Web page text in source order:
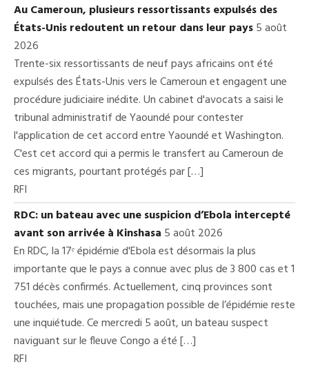
Au Cameroun, plusieurs ressortissants expulsés des
États-Unis redoutent un retour dans leur pays5 août
2026
Trente-six ressortissants de neuf pays africains ont été
expulsés des États-Unis vers le Cameroun et engagent une
procédure judiciaire inédite. Un cabinet d'avocats a saisi le
tribunal administratif de Yaoundé pour contester
l'application de cet accord entre Yaoundé et Washington.
C'est cet accord qui a permis le transfert au Cameroun de
ces migrants, pourtant protégés par […]
RFI
RDC: un bateau avec une suspicion d’Ebola intercepté
avant son arrivée à Kinshasa 5 août 2026
En RDC, la 17ᵉ épidémie d'Ebola est désormais la plus
importante que le pays a connue avec plus de 3 800 cas et 1
751 décès confirmés. Actuellement, cinq provinces sont
touchées, mais une propagation possible de l’épidémie reste
une inquiétude. Ce mercredi 5 août, un bateau suspect
naviguant sur le fleuve Congo a été […]
RFI